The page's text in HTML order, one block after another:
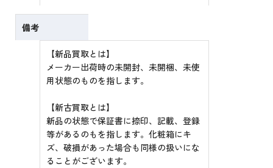
備考
【新品買取とは】
メーカー出荷時の未開封、未開梱、未使
用状態のものを指します。
【新古買取とは】
新品の状態で保証書に捺印、記載、登録
等があるのもを指します。化粧箱にキ
ズ、破損があった場合も同様の扱いにな
ることがございます。